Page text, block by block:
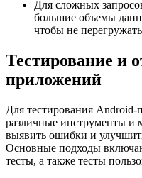
Для сложных
большие объемы
чтобы не
Тестирование и
приложений
Для тестирования
различные инструменты и
выявить ошибки и
Основные подходы
тесты, а также тесты